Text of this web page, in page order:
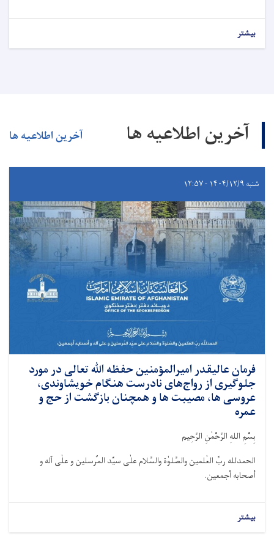
بیشتر
آخرین اطلاعیه ها آخرین اطلاعیه ها
شنبه ۱۴۰۴/۱۲/۹ - ۱۲:۵۷
فرمان عالیقدر امیرالمؤمنین حفظه ﷲ تعالی در مورد
جلوگیری از رواج‌های نادرست هنگام خویشاوندی،
عروسی ها، مصیبت ها و همچنان بازگشت از حج و
عمره
بِسْمِ اللهِ الرَّحْمٰنِ الرَّحِيم
الحمدلله ربِّ العٰلمین والصَّلوٰة والسَّلام علٰی سیِّد المُرسلین و علٰی آله و
أصحابه أجمعین.
بیشتر